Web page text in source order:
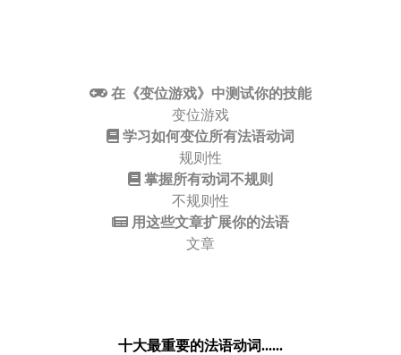
在《变位游戏》中测试你的技能
变位游戏
学习如何变位所有法语动词
规则性
掌握所有动词不规则
不规则性
用这些文章扩展你的法语
文章
十大最重要的法语动词......